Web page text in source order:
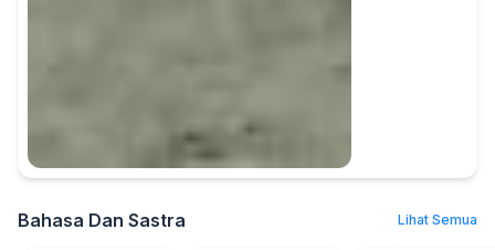
Bahasa Dan Sastra Lihat Semua